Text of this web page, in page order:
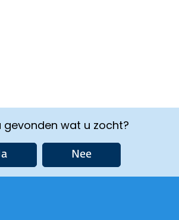
gevonden wat u zocht?
Nee